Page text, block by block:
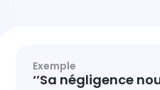
Exemple
‘’Sa négligence